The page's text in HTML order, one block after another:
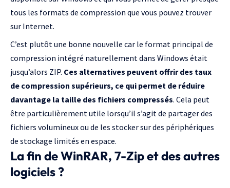
tous les formats de compression que vous pouvez trouver
sur Internet.
C’est plutôt une bonne nouvelle car le format principal de
compression intégré naturellement dans Windows était
jusqu’alors ZIP. Ces alternatives peuvent offrir des taux
de compression supérieurs, ce qui permet de réduire
davantage la taille des fichiers compressés. Cela peut
être particulièrement utile lorsqu’il s’agit de partager des
fichiers volumineux ou de les stocker sur des périphériques
de stockage limités en espace.
La fin de WinRAR, 7-Zip et des autres
logiciels ?